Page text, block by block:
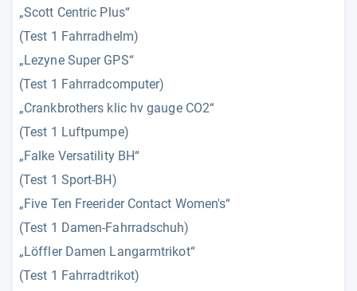
„Scott Centric Plus“
(Test 1 Fahrradhelm)
„Lezyne Super GPS“
(Test 1 Fahrradcomputer)
„Crankbrothers klic hv gauge CO2“
(Test 1 Luftpumpe)
„Falke Versatility BH“
(Test 1 Sport-BH)
„Five Ten Freerider Contact Women's“
(Test 1 Damen-Fahrradschuh)
„Löffler Damen Langarmtrikot“
(Test 1 Fahrradtrikot)